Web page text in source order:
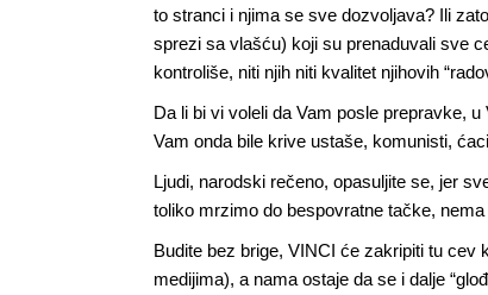
to stranci i njima se sve dozvoljava? Ili
sprezi sa vlašću) koji su prenaduvali sve
kontroliše, niti njih niti kvalitet njihovih
Da li bi vi voleli da Vam posle prepravke,
Vam onda bile krive ustaše, komunisti,
Ljudi, narodski rečeno, opasuljite se, jer
toliko mrzimo do bespovratne tačke,
Budite bez brige, VINCI će zakripiti tu
medijima), a nama ostaje da se i dalje